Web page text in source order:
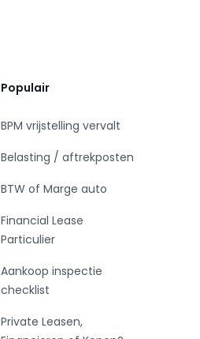
Populair
BPM vrijstelling vervalt
Belasting / aftrekposten
BTW of Marge auto
Financial Lease
Particulier
Aankoop inspectie
checklist
Private Leasen,